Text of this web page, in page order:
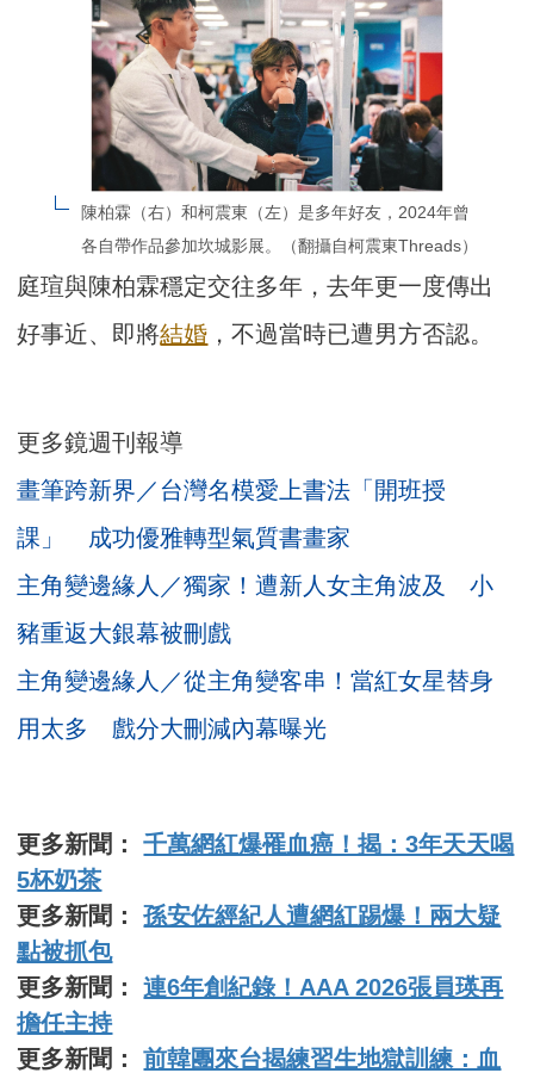
陳柏霖（右）和柯震東（左）是多年好友，2024年曾
各自帶作品參加坎城影展。（翻攝自柯震東Threads）
庭瑄與陳柏霖穩定交往多年，去年更一度傳出
好事近、即將結婚 ，不過當時已遭男方否認。
更多鏡週刊報導
畫筆跨新界／台灣名模愛上書法「開班授
課」 成功優雅轉型氣質書畫家
主角變邊緣人／獨家！遭新人女主角波及 小
豬重返大銀幕被刪戲
主角變邊緣人／從主角變客串！當紅女星替身
用太多 戲分大刪減內幕曝光
更多新聞：千萬網紅爆罹血癌！揭：3年天天喝
5杯奶茶
更多新聞：孫安佐經紀人遭網紅踢爆！兩大疑
點被抓包
更多新聞：連6年創紀錄！AAA 2026張員瑛再
擔任主持
更多新聞：前韓團來台揭練習生地獄訓練：血